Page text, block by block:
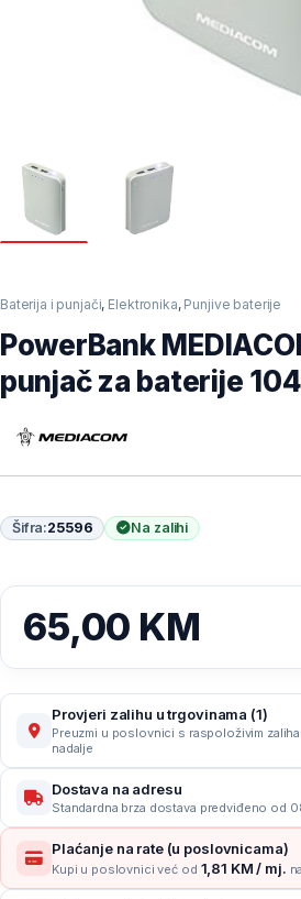
Baterija i punjači, Elektronika, Punjive baterije
PowerBank
punjač za baterije
Šifra:25596 Na zalihi
65,00 KM
Provjeri zalihu u trgovinama (1)
Preuzmi u poslovnici s raspoloživim
nadalje
Dostava na adresu
Standardna brza dostava predviđeno od
Plaćanje na rate (u poslovnicama)
Kupi u poslovnici već od 1,81 KM / mj.